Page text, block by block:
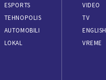
ESPORTS
TEHNOPOLIS
AUTOMOBILI
LOKAL
VIDEO
TV
ENGLISH
VREME